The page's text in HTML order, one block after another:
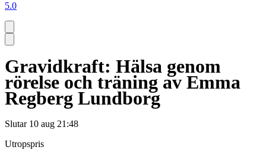
5.0
Gravidkraft: Hälsa genom
rörelse och träning av Emma
Regberg Lundborg
Slutar 10 aug 21:48
Utropspris